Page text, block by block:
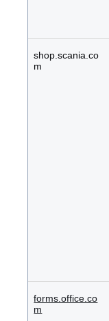
shop.scania.co
m
forms.office.co
m